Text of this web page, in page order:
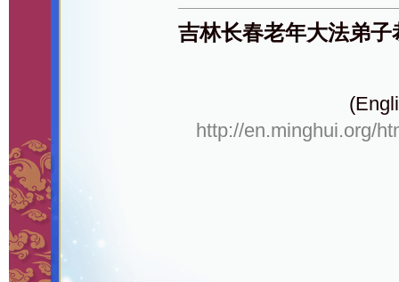
吉林长春老年大法弟
http://en.minghui.org/